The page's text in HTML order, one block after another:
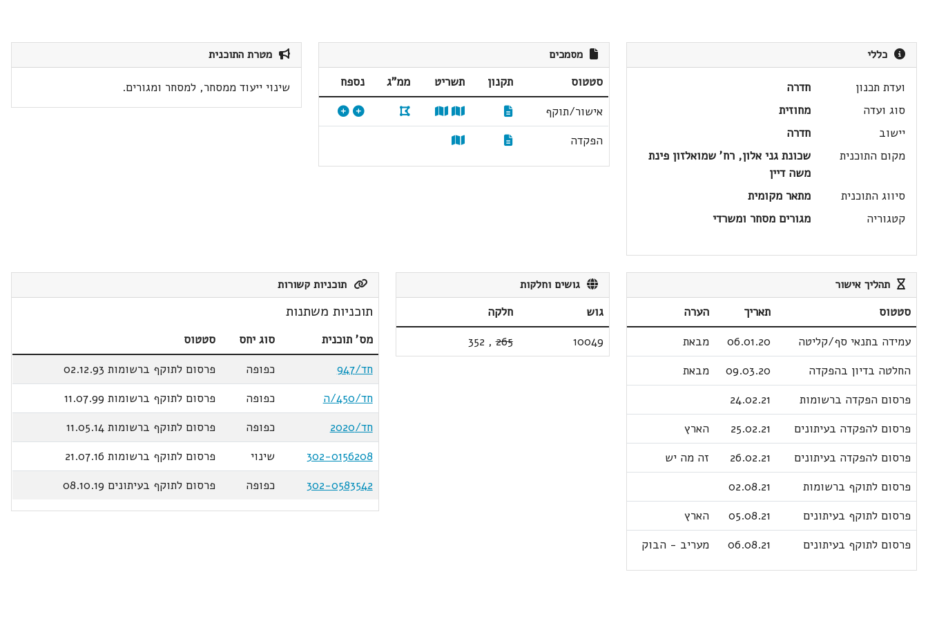
כללי
ועדת תכנון
חדרה
סוג ועדה
מחוזית
יישוב
חדרה
מקום התוכנית
שכונת גני אלון, רח' שמואלזון פינת
משה דיין
סיווג התוכנית
מתאר מקומית
קטגוריה
מגורים מסחר ומשרדי
מסמכים
סטטוס תקנון תשריט ממ"ג
נספח
אישור/תוקף
הפקדה
מטרת התוכנית
שינוי ייעוד ממסחר, למסחר ומגורים.
תהליך אישור
סטטוס תאריך
הערה
עמידה בתנאי סף/קליטה
06.01.20
מבאת
החלטה בדיון בהפקדה
09.03.20
מבאת
פרסום הפקדה ברשומות
24.02.21
פרסום להפקדה בעיתונים
25.02.21
הארץ
פרסום להפקדה בעיתונים
26.02.21
זה מה יש
פרסום לתוקף ברשומות
02.08.21
פרסום לתוקף בעיתונים
05.08.21
הארץ
פרסום לתוקף בעיתונים
06.08.21 מעריב - הבוק
גושים וחלקות
גוש
חלקה
10049
265
,
352
תוכניות קשורות
תוכניות משתנות
מס' תוכנית סוג יחס
סטטוס
חד/947
כפופה
פרסום לתוקף ברשומות 02.12.93
חד/450/ה
כפופה
פרסום לתוקף ברשומות 11.07.99
חד/2020
כפופה
פרסום לתוקף ברשומות 11.05.14
302-0156208
שינוי
פרסום לתוקף ברשומות 21.07.16
302-0583542
כפופה פרסום לתוקף בעיתונים 08.10.19